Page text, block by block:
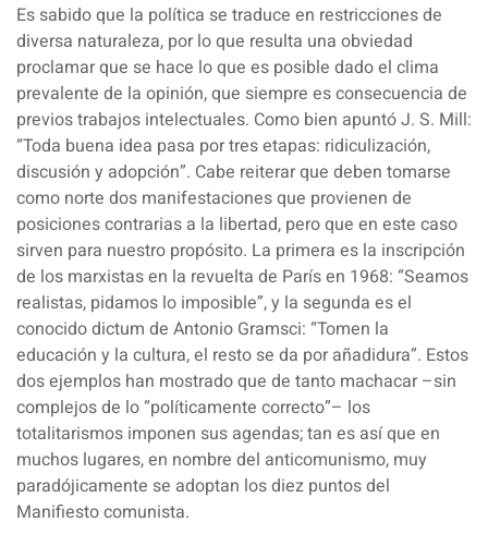
Es sabido que la política se traduce en restricciones de
diversa naturaleza, por lo que resulta una obviedad
proclamar que se hace lo que es posible dado el clima
prevalente de la opinión, que siempre es consecuencia de
previos trabajos intelectuales. Como bien apuntó J. S. Mill:
“Toda buena idea pasa por tres etapas: ridiculización,
discusión y adopción”. Cabe reiterar que deben tomarse
como norte dos manifestaciones que provienen de
posiciones contrarias a la libertad, pero que en este caso
sirven para nuestro propósito. La primera es la inscripción
de los marxistas en la revuelta de París en 1968: “Seamos
realistas, pidamos lo imposible”, y la segunda es el
conocido dictum de Antonio Gramsci: “Tomen la
educación y la cultura, el resto se da por añadidura”. Estos
dos ejemplos han mostrado que de tanto machacar –sin
complejos de lo “políticamente correcto”– los
totalitarismos imponen sus agendas; tan es así que en
muchos lugares, en nombre del anticomunismo, muy
paradójicamente se adoptan los diez puntos del
Manifiesto comunista.